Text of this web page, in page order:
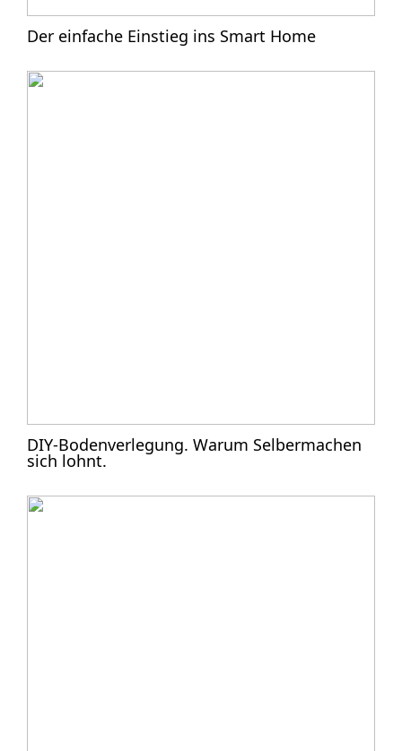
Der einfache Einstieg ins Smart Home
DIY-Bodenverlegung. Warum Selbermachen
sich lohnt.